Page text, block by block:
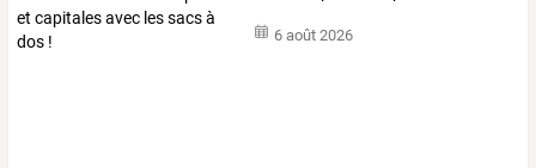
6 août 2026